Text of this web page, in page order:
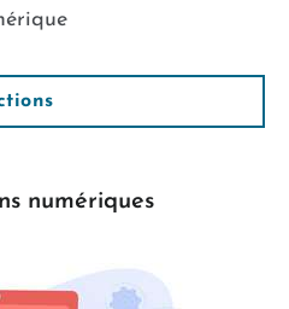
numériques